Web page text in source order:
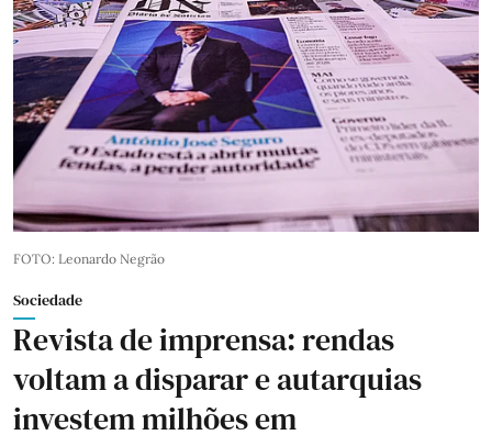
FOTO: Leonardo Negrão
Sociedade
Revista de imprensa: rendas
voltam a disparar e autarquias
investem milhões em